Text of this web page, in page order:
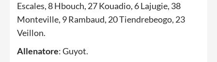
Escales, 8 Hbouch, 27 Kouadio, 6 Lajugie, 38
Monteville, 9 Rambaud, 20 Tiendrebeogo, 23
Veillon.
Allenatore: Guyot.